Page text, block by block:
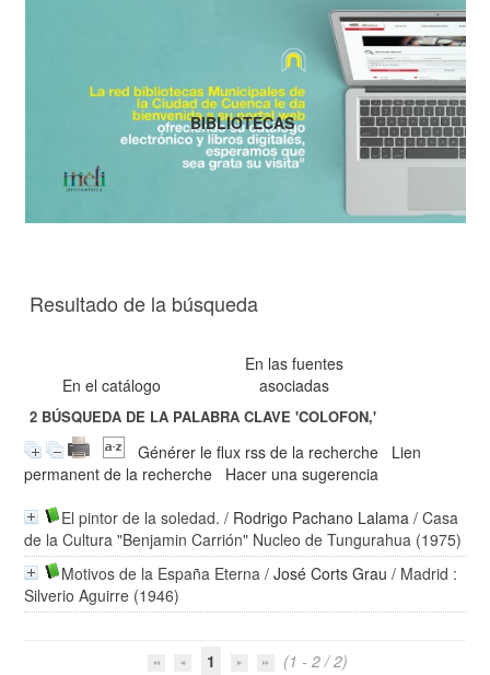
Resultado de la búsqueda
En el catálogo
En las fuentes
asociadas
2 BÚSQUEDA DE LA PALABRA CLAVE'COLOFON,'
Générer le flux rss de la recherche
Lien
permanent de la recherche
Hacer una sugerencia
El pintor de la soledad. / Rodrigo Pachano Lalama / Casa
de la Cultura "Benjamin Carrión" Nucleo de Tungurahua (1975)
Motivos de la España Eterna /José Corts Grau / Madrid :
Silverio Aguirre (1946)
1 (1 - 2 / 2)
BIBLIOTECAS